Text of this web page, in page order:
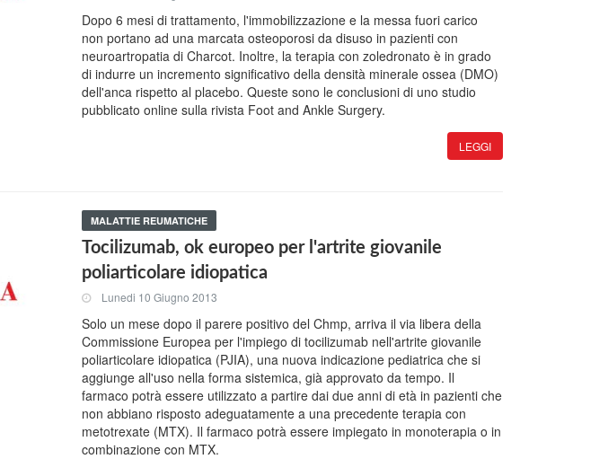
Dopo 6 mesi di trattamento, l'immobilizzazione e la messa fuori carico
non portano ad una marcata osteoporosi da disuso in pazienti con
neuroartropatia di Charcot. Inoltre, la terapia con zoledronato è in grado
di indurre un incremento significativo della densità minerale ossea (DMO)
dell'anca rispetto al placebo. Queste sono le conclusioni di uno studio
pubblicato online sulla rivista Foot and Ankle Surgery.
LEGGI
MALATTIE REUMATICHE
Tocilizumab, ok europeo per l'artrite giovanile
poliarticolare idiopatica
Lunedi 10 Giugno 2013
Solo un mese dopo il parere positivo del Chmp, arriva il via libera della
Commissione Europea per l'impiego di tocilizumab nell'artrite giovanile
poliarticolare idiopatica (PJIA), una nuova indicazione pediatrica che si
aggiunge all'uso nella forma sistemica, già approvato da tempo. Il
farmaco potrà essere utilizzato a partire dai due anni di età in pazienti che
non abbiano risposto adeguatamente a una precedente terapia con
metotrexate (MTX). Il farmaco potrà essere impiegato in monoterapia o in
combinazione con MTX.